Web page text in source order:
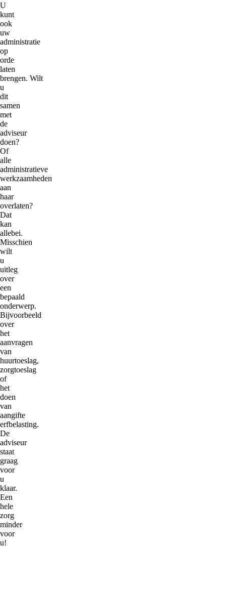
U
kunt
ook
uw
administratie
op
orde
laten
brengen. Wilt
u
dit
samen
met
de
adviseur
doen?
Of
alle
administratieve
werkzaamheden
aan
haar
overlaten?
Dat
kan
allebei.
Misschien
wilt
u
uitleg
over
een
bepaald
onderwerp.
Bijvoorbeeld
over
het
aanvragen
van
huurtoeslag,
zorgtoeslag
of
het
doen
van
aangifte
erfbelasting.
De
adviseur
staat
graag
voor
u
klaar.
Een
hele
zorg
minder
voor
u!